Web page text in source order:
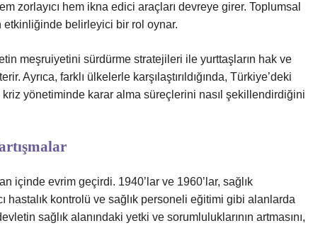
zorlayıcı hem ikna edici araçları devreye girer. Toplumsal
etkinliğinde belirleyici bir rol oynar.
meşruiyetini sürdürme stratejileri ile yurttaşların hak ve
Ayrıca, farklı ülkelerle karşılaştırıldığında, Türkiye’deki
kriz yönetiminde karar alma süreçlerini nasıl şekillendirdiğini
içinde evrim geçirdi. 1940’lar ve 1960’lar, sağlık
hastalık kontrolü ve sağlık personeli eğitimi gibi alanlarda
sağlık alanındaki yetki ve sorumluluklarının artmasını,